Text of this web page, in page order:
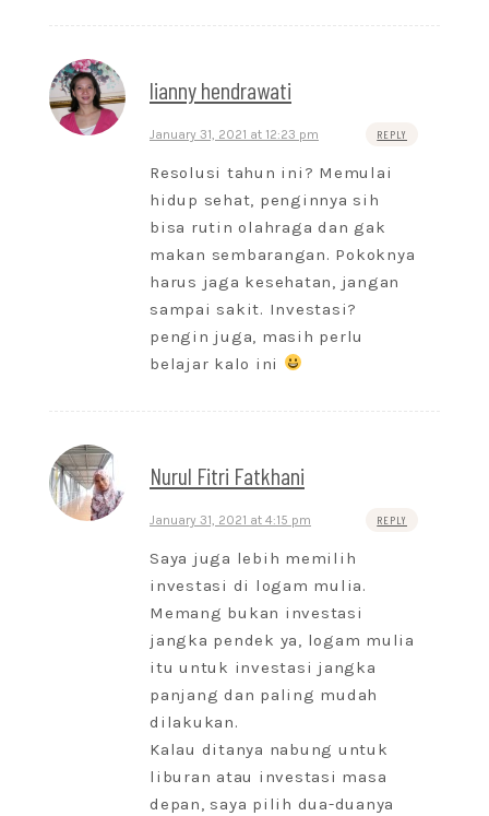
lianny hendrawati
January 31, 2021 at 12:23 pm REPLY
Resolusi tahun ini? Memulai
hidup sehat, penginnya sih
bisa rutin olahraga dan gak
makan sembarangan. Pokoknya
harus jaga kesehatan, jangan
sampai sakit. Investasi?
pengin juga, masih perlu
belajar kalo ini
Nurul Fitri Fatkhani
January 31, 2021 at 4:15 pm REPLY
Saya juga lebih memilih
investasi di logam mulia.
Memang bukan investasi
jangka pendek ya, logam mulia
itu untuk investasi jangka
panjang dan paling mudah
dilakukan.
Kalau ditanya nabung untuk
liburan atau investasi masa
depan, saya pilih dua-duanya